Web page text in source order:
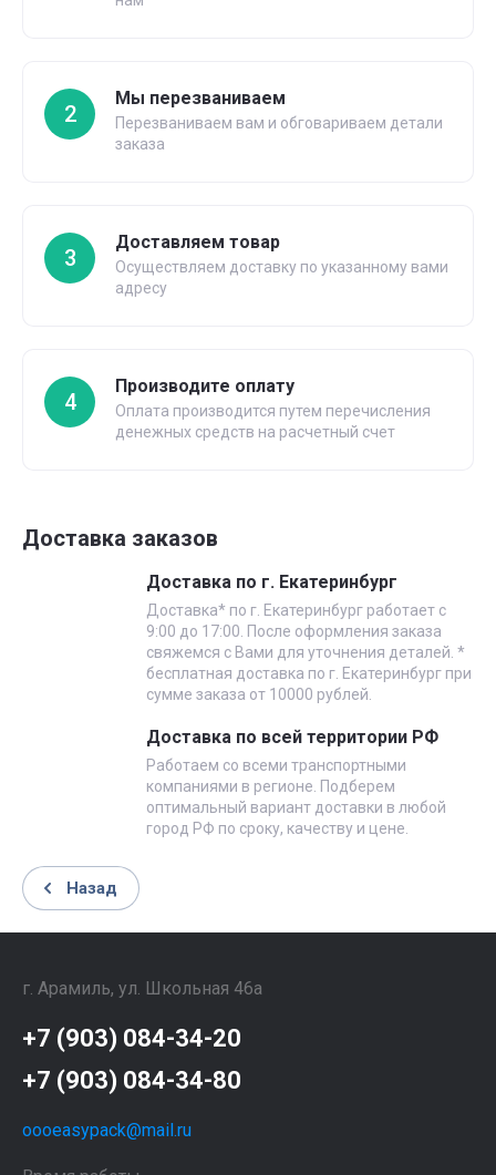
2
Мы перезваниваем
Перезваниваем вам и обговариваем детали
заказа
3
Доставляем товар
Осуществляем доставку по указанному вами
адресу
4
Производите оплату
Оплата производится путем перечисления
денежных средств на расчетный счет
Доставка заказов
Доставка по г. Екатеринбург
Доставка* по г. Екатеринбург работает с
9:00 до 17:00. После оформления заказа
свяжемся с Вами для уточнения деталей. *
бесплатная доставка по г. Екатеринбург при
сумме заказа от 10000 рублей.
Доставка по всей территории РФ
Работаем со всеми транспортными
компаниями в регионе. Подберем
оптимальный вариант доставки в любой
город РФ по сроку, качеству и цене.
Назад
г. Арамиль, ул. Школьная 46а
+7 (903) 084-34-20
+7 (903) 084-34-80
oooeasypack@mail.ru